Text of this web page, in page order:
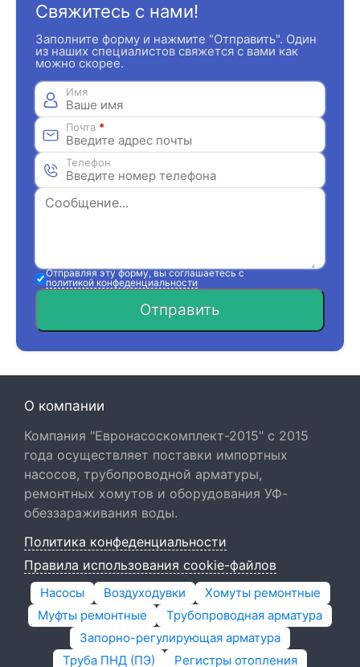
Свяжитесь с нами!
Заполните форму и нажмите "Отправить". Один
из наших специалистов свяжется с вами как
можно скорее.
Имя
Почта *
Телефон
Отправляя эту форму, вы соглашаетесь с
политикой конфеденциальности
Отправить
О компании
Компания "Евронасоскомплект-2015" с 2015
года осуществляет поставки импортных
насосов, трубопроводной арматуры,
ремонтных хомутов и оборудования УФ-
обеззараживания воды.
Политика конфеденциальности
Правила использования cookie-файлов
Насосы Воздуходувки
Хомуты ремонтные
Муфты ремонтные
Трубопроводная арматура
Запорно-регулирующая арматура
Труба ПНД (ПЭ)
Регистры отопления